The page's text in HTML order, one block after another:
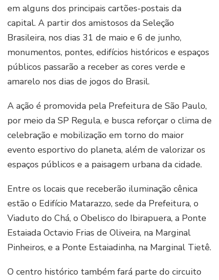
em alguns dos principais cartões-postais da
capital. A partir dos amistosos da Seleção
Brasileira, nos dias 31 de maio e 6 de junho,
monumentos, pontes, edifícios históricos e espaços
públicos passarão a receber as cores verde e
amarelo nos dias de jogos do Brasil.
A ação é promovida pela Prefeitura de São Paulo,
por meio da SP Regula, e busca reforçar o clima de
celebração e mobilização em torno do maior
evento esportivo do planeta, além de valorizar os
espaços públicos e a paisagem urbana da cidade.
Entre os locais que receberão iluminação cênica
estão o Edifício Matarazzo, sede da Prefeitura, o
Viaduto do Chá, o Obelisco do Ibirapuera, a Ponte
Estaiada Octavio Frias de Oliveira, na Marginal
Pinheiros, e a Ponte Estaiadinha, na Marginal Tietê.
O centro histórico também fará parte do circuito